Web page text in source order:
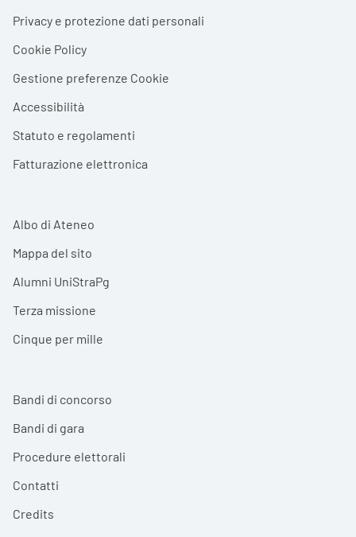
Privacy e protezione dati personali
Cookie Policy
Gestione preferenze Cookie
Accessibilità
Statuto e regolamenti
Fatturazione elettronica
Albo di Ateneo
Mappa del sito
Alumni UniStraPg
Terza missione
Cinque per mille
Bandi di concorso
Bandi di gara
Procedure elettorali
Contatti
Credits